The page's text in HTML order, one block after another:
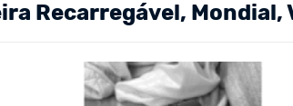
Recarregável,